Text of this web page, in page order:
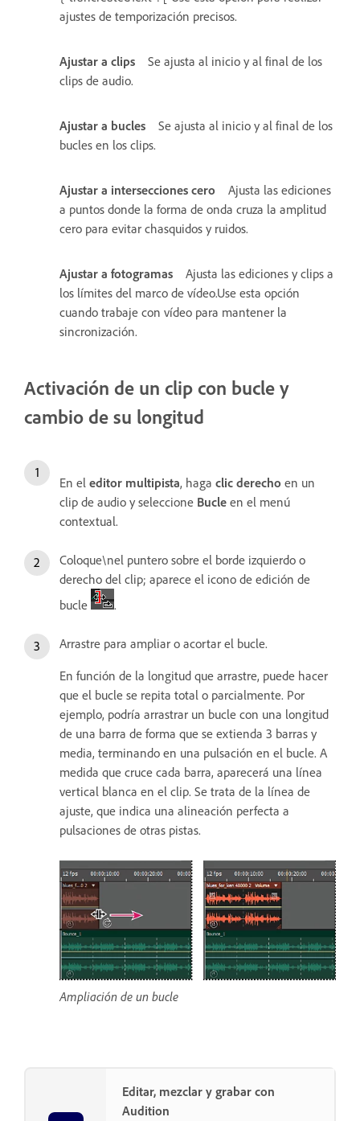
ajustes de temporización precisos.
Ajustar a clips
Se ajusta al inicio y al final de los
clips de audio.
Ajustar a bucles
Se ajusta al inicio y al final de los
bucles en los clips.
Ajustar a intersecciones cero
Ajusta las ediciones
a puntos donde la forma de onda cruza la amplitud
cero para evitar chasquidos y ruidos.
Ajustar a fotogramas
Ajusta las ediciones y clips a
los límites del marco de vídeo.Use esta opción
cuando trabaje con vídeo para mantener la
sincronización.
Activación de un clip con bucle y
cambio de su longitud
En el editor multipista, haga clic derecho en un
clip de audio y seleccione Bucle en el menú
contextual.
Coloque\nel puntero sobre el borde izquierdo o
derecho del clip; aparece el icono de edición de
bucle
.
Arrastre para ampliar o acortar el bucle.
En función de la longitud que arrastre, puede hacer
que el bucle se repita total o parcialmente. Por
ejemplo, podría arrastrar un bucle con una longitud
de una barra de forma que se extienda 3 barras y
media, terminando en una pulsación en el bucle. A
medida que cruce cada barra, aparecerá una línea
vertical blanca en el clip. Se trata de la línea de
ajuste, que indica una alineación perfecta a
pulsaciones de otras pistas.
Ampliación de un bucle
Editar, mezclar y grabar con
Audition